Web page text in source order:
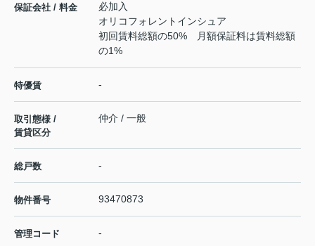
保証会社 / 料金
必加入
オリコフォレントインシュア
初回賃料総額の50% 月額保証料は賃料総額
の1%
特優賃 -
取引態様 /
賃貸区分
仲介 / 一般
総戸数 -
物件番号 93470873
管理コード -